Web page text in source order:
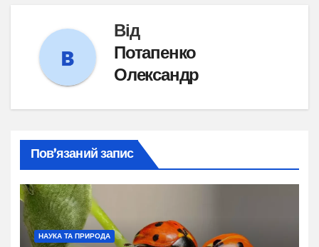
Від
Потапенко
Олександр
Пов’язаний запис
НАУКА ТА ПРИРОДА